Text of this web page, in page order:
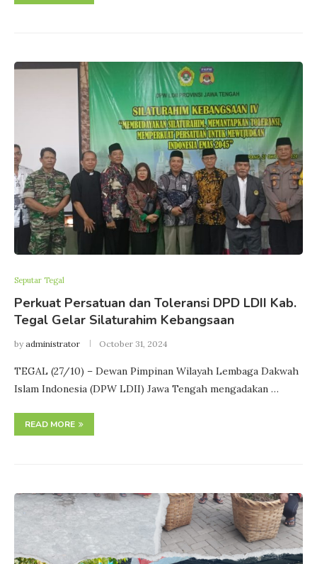
Seputar Tegal
Perkuat Persatuan dan Toleransi DPD LDII Kab.
Tegal Gelar Silaturahim Kebangsaan
by administrator October 31, 2024
TEGAL (27/10) – Dewan Pimpinan Wilayah Lembaga Dakwah
Islam Indonesia (DPW LDII) Jawa Tengah mengadakan …
READ MORE